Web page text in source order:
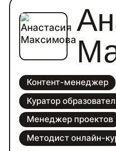
Контент-менеджер
Куратор
Менеджер проектов
Методист онлайн-